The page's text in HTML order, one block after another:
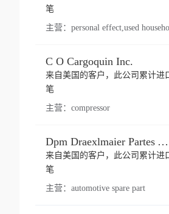
笔
主营：
C O Cargoquin Inc.
来自美国的客户，此公司累计进
笔
主营： compressor
Dpm Draexlmaier Partes Automotrices Corr Ind Huejotzingo
来自美国的客户，此公司累计进
笔
主营： automotive spare part